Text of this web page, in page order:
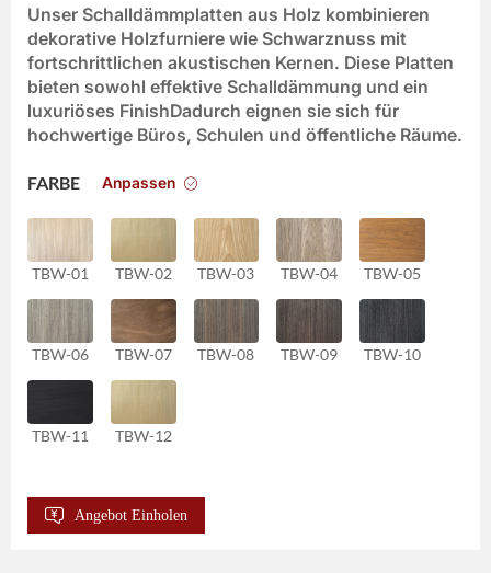
Unser Schalldämmplatten aus Holz kombinieren
dekorative Holzfurniere wie Schwarznuss mit
fortschrittlichen akustischen Kernen. Diese Platten
bieten sowohl effektive Schalldämmung und ein
luxuriöses FinishDadurch eignen sie sich für
hochwertige Büros, Schulen und öffentliche Räume.
FARBE Anpassen
TBW-01 TBW-02 TBW-03 TBW-04 TBW-05
TBW-06 TBW-07 TBW-08 TBW-09 TBW-10
TBW-11 TBW-12
Angebot Einholen